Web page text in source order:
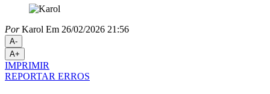
PorKarol Em 26/02/2026 21:56
A-
A+
IMPRIMIR
REPORTAR ERROS